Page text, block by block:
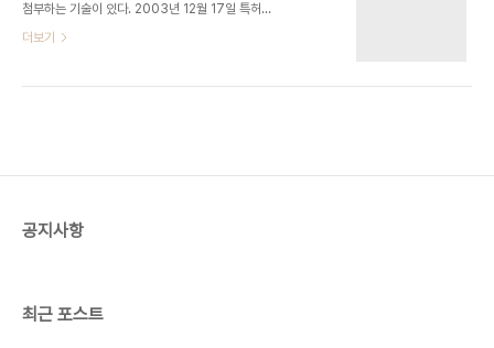
첨부하는 기술이 있다. 2003년 12월 17일 특허청
심판원은 다음커뮤니케이션이 넥센의 오르지오를 상
더보기
공지사항
최근 포스트